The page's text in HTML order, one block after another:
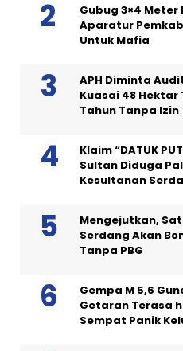
Gubug 3×4 Meter
Aparatur
Untuk Mafia
APH Diminta
Kuasai 48 Hektar
Tahun Tanpa Izin
Klaim “DATUK
Sultan Diduga
Kesultanan
Mengejutkan,
Serdang Akan
Tanpa PBG
Gempa M 5,6
Getaran Terasa
Sempat Panik